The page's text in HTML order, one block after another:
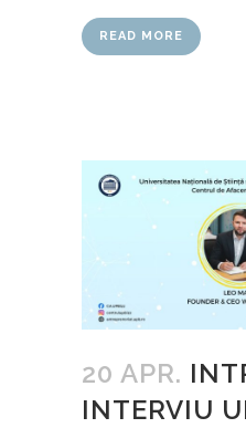
READ MORE
20 APR.
INTERVIU